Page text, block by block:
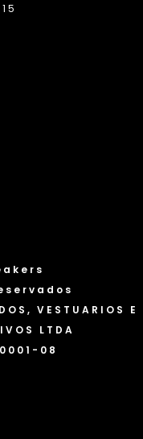
experiência. Ao
com o uso
e alterar suas
Política de cookies
VESTUARIOS E
LTDA
08